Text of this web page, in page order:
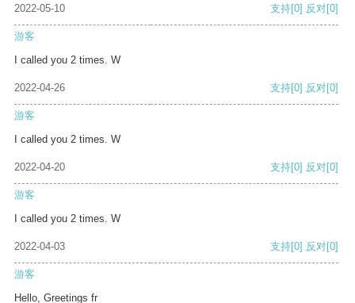
2022-05-10 支持[0] 反对[0]
游客
I called you 2 times. W
2022-04-26 支持[0] 反对[0]
游客
I called you 2 times. W
2022-04-20 支持[0] 反对[0]
游客
I called you 2 times. W
2022-04-03 支持[0] 反对[0]
游客
Hello, Greetings fr